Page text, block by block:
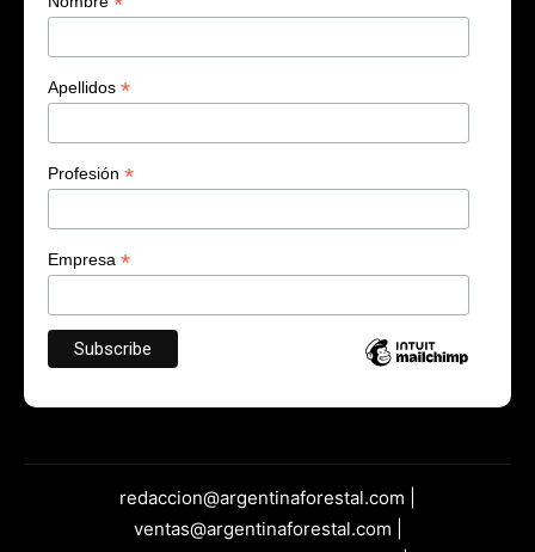
Apellidos *
Profesión *
Empresa *
redaccion@argentinaforestal.com |
ventas@argentinaforestal.com |